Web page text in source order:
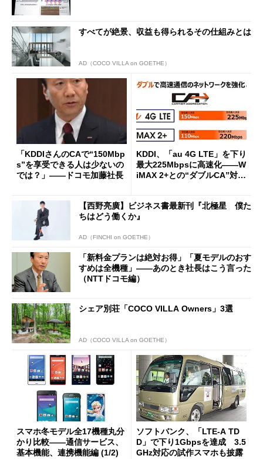
すべてが絶景、収益も得られるその仕組みとは
AD（COCO VILLA on GOETHE）
「KDDIさんのCAで“150Mbp
s”を享受できる人は少ないの
では？」――ドコモ加藤社長
KDDI、「au 4G LTE」を下り
最大225Mbpsに高速化――W
iMAX 2+との“ダブルCA”対応
【西野亮廣】ビジネス書最新刊『北極星 僕た
ちはどう働くか』
AD（FINCHI on GOETHE）
「新料金プランは絶対お得」「夏モデルのおす
すめは全機種」――あのとき社長はこう言った
（NTTドコモ編）
シェア別荘「COCO VILLA Owners」3選
AD（COCO VILLA on GOETHE）
スマホ冬モデル全17機種丸分
かり比較――通信サービス、
基本機能、連携機能編 (1/2)
ソフトバンク、「LTE-A TD
D」で下り1Gbpsを達成 3.5
GHz対応の試作スマホも披露